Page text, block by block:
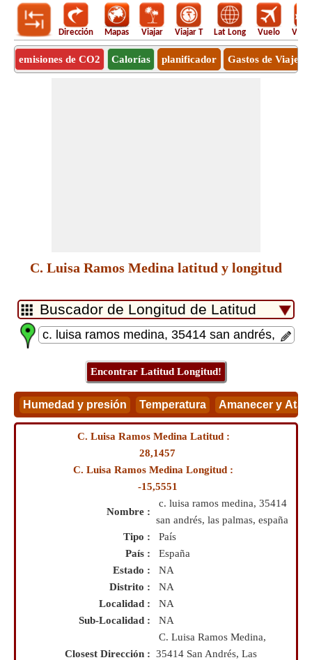
Dirección Mapas Viajar Viajar T Lat Long Vuelo
emisiones de CO2 Calorías planificador Gastos de Viaje
C. Luisa Ramos Medina latitud y longitud
C. Luisa Ramos Medina Latitud :
28,1457
C. Luisa Ramos Medina Longitud :
-15,5551
Nombre :
c. luisa ramos medina, 35414
san andrés, las palmas, españa
Tipo :
País
País :
España
Estado :
NA
Distrito :
NA
Localidad :
NA
Sub-Localidad :
NA
Closest Dirección :
C. Luisa Ramos Medina,
35414 San Andrés, Las